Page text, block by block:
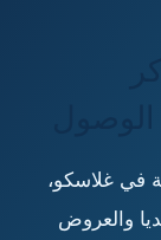
في غلاسكو،
والعروض